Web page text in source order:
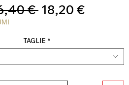
€ Prezzo
18,20 €Prezzo
TAGLIE *